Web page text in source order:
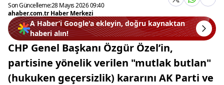
Son Güncelleme:28 Mayıs 2026 09:40
ahaber.com.tr Haber Merkezi
A Haber’i Google'a ekleyin, doğru kaynaktan
haberi alın!
CHP Genel Başkanı Özgür Özel’in,
partisine yönelik verilen "mutlak butlan"
(hukuken geçersizlik) kararını AK Parti ve